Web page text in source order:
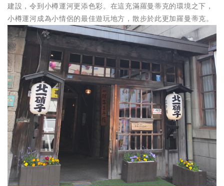
建設，令到小樽運河更添色彩。在這充滿羅曼蒂克的環境之下，
小樽運河成為小情侶的最佳遊玩地方，散步於此更加羅曼蒂克。